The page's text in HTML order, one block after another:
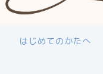
はじめてのかたへ